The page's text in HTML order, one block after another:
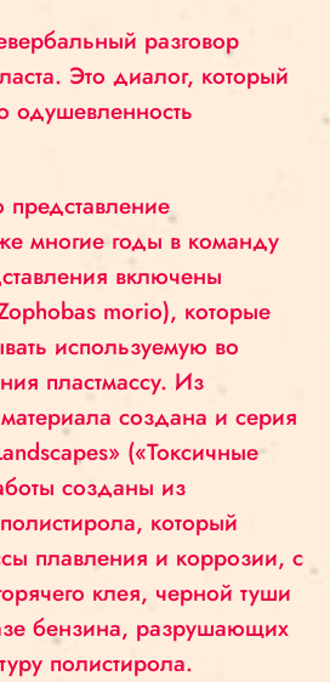
разговор
Это диалог, который
одушевленность
представление
многие годы в команду
включены
morio), которые
используемую во
пластмассу. Из
создана и серия
(«Токсичные
созданы из
который
плавления и коррозии, с
клея, черной туши
бензина, разрушающих
полистирола.